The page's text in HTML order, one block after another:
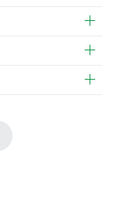
す。
を発送いたします。
降のご注文は週明け
負担とさせていただ
ジ内 購入履歴画面に